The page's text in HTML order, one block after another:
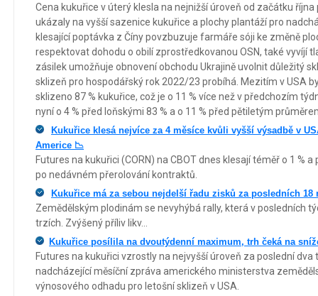
Cena kukuřice v úterý klesla na nejnižší úroveň od začátku
ukázaly na vyšší sazenice kukuřice a plochy plantáží pro
klesající poptávka z Číny povzbuzuje farmáře sóji ke změně
respektovat dohodu o obilí zprostředkovanou OSN, také vyvíjí
zásilek umožňuje obnovení obchodu Ukrajině uvolnit důležitý
sklizeň pro hospodářský rok 2022/23 probíhá. Mezitím v USA
sklizeno 87 % kukuřice, což je o 11 % více než v předchozím
nyní o 4 % před loňskými 83 % a o 11 % před pětiletým
Kukuřice klesá nejvíce za 4 měsíce kvůli vyšší výsadbě v
Americe 📉
Futures na kukuřici (CORN) na CBOT dnes klesají téměř o 1 %
po nedávném přerolování kontraktů.
Kukuřice má za sebou nejdelší řadu zisků za posledních 18
Zemědělským plodinám se nevyhýbá rally, která v posledních
trzích. Zvýšený příliv likv...
​​​​​​​Kukuřice posílila na dvoutýdenní maximum, trh čeká na
Futures na kukuřici vzrostly na nejvyšší úroveň za poslední dva
nadcházející měsíční zpráva amerického ministerstva
výnosového odhadu pro letošní sklizeň v USA.